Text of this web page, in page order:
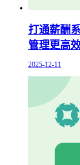
打通薪酬
管理更高
2025-12-11